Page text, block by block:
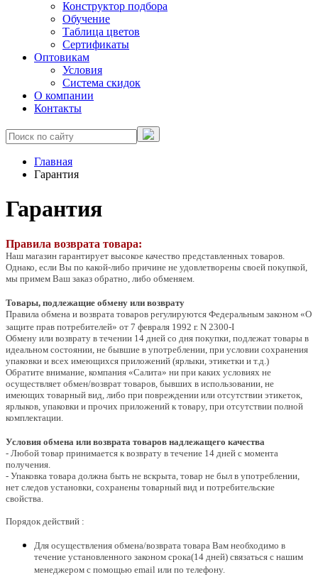
Конструктор подбора
Обучение
Таблица цветов
Сертификаты
Оптовикам
Условия
Система скидок
О компании
Контакты
Главная
Гарантия
Гарантия
Правила возврата товара:
Наш магазин гарантирует высокое качество представленных товаров.
Однако, если Вы по какой-либо причине не удовлетворены своей покупкой,
мы примем Ваш заказ обратно, либо обменяем.
Товары, подлежащие обмену или возврату
Правила обмена и возврата товаров регулируются Федеральным законом «О
защите прав потребителей» от 7 февраля 1992 г. N 2300-I
Обмену или возврату в течении 14 дней со дня покупки, подлежат товары в
идеальном состоянии, не бывшие в употреблении, при условии сохранения
упаковки и всех имеющихся приложений (ярлыки, этикетки и т.д.)
Обратите внимание, компания «Салита» ни при каких условиях не
осуществляет обмен/возврат товаров, бывших в использовании, не
имеющих товарный вид, либо при повреждении или отсутствии этикеток,
ярлыков, упаковки и прочих приложений к товару, при отсутствии полной
комплектации.
Условия обмена или возврата товаров надлежащего качества
- Любой товар принимается к возврату в течение 14 дней с момента
получения.
- Упаковка товара должна быть не вскрыта, товар не был в употреблении,
нет следов установки, сохранены товарный вид и потребительские
свойства.
Порядок действий :
Для осуществления обмена/возврата товара Вам необходимо в
течение установленного законом срока(14 дней) связаться с нашим
менеджером с помощью email или по телефону.